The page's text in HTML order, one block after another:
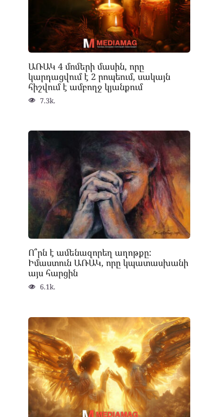
ԱՌԱԿ 4 մոմերի մասին, որը
կարդացվում է 2 րոպեում, սակայն
հիշվում է ամբողջ կյանքում
7.3k.
Ո՞րն է ամենազորեղ աղոթքը:
Իմաստուն ԱՌԱԿ, որը կպատասխանի
այս հարցին
6.1k.